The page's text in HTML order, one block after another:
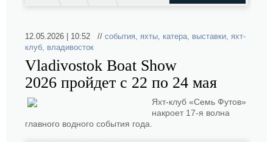
12.05.2026 | 10:52 // события, яхты, катера, выставки, яхт-
клуб, владивосток
Vladivostok Boat Show
2026 пройдет с 22 по 24 мая
Яхт-клуб «Семь Футов»
накроет 17-я волна
главного водного события года.